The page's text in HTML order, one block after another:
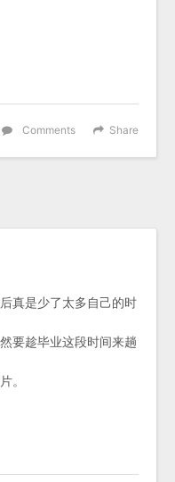
Share
Comments
真是少了太多自己的时
要趁毕业这段时间来趟
。